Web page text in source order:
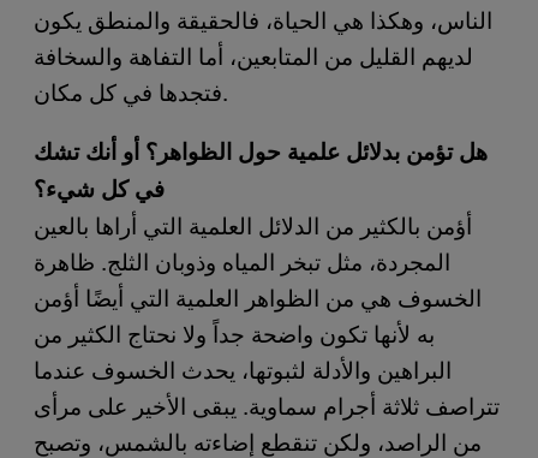
الناس، وهكذا هي الحياة، فالحقيقة والمنطق يكون
لديهم القليل من المتابعين، أما التفاهة والسخافة
فتجدها في كل مكان.
هل تؤمن بدلائل علمية حول الظواهر؟ أو أنك تشك
في كل شيء؟
أؤمن بالكثير من الدلائل العلمية التي أراها بالعين
المجردة، مثل تبخر المياه وذوبان الثلج. ظاهرة
الخسوف هي من الظواهر العلمية التي أيضًا أؤمن
به لأنها تكون واضحة جداً ولا نحتاج الكثير من
البراهين والأدلة لثبوتها، يحدث الخسوف عندما
تتراصف ثلاثة أجرام سماوية. يبقى الأخير على مرأى
من الراصد، ولكن تنقطع إضاءته بالشمس، وتصبح